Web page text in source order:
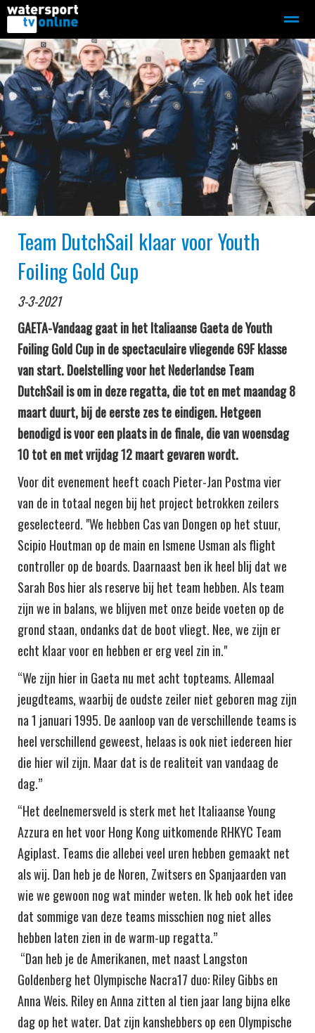
Zeilen Motorboot-sloep Adverteren Redactie
Home Contact Bellen
● ● ●
Team DutchSail klaar voor Youth
Foiling Gold Cup
3-3-2021
GAETA-Vandaag gaat in het Italiaanse Gaeta de Youth
Foiling Gold Cup in de spectaculaire vliegende 69F klasse
van start. Doelstelling voor het Nederlandse Team
DutchSail is om in deze regatta, die tot en met maandag 8
maart duurt, bij de eerste zes te eindigen. Hetgeen
benodigd is voor een plaats in de finale, die van woensdag
10 tot en met vrijdag 12 maart gevaren wordt.
Voor dit evenement heeft coach Pieter-Jan Postma vier
van de in totaal negen bij het project betrokken zeilers
geselecteerd. "We hebben Cas van Dongen op het stuur,
Scipio Houtman op de main en Ismene Usman als flight
controller op de boards. Daarnaast ben ik heel blij dat we
Sarah Bos hier als reserve bij het team hebben. Als team
zijn we in balans, we blijven met onze beide voeten op de
grond staan, ondanks dat de boot vliegt. Nee, we zijn er
echt klaar voor en hebben er erg veel zin in."
“We zijn hier in Gaeta nu met acht topteams. Allemaal
jeugdteams, waarbij de oudste zeiler niet geboren mag zijn
na 1 januari 1995. De aanloop van de verschillende teams is
heel verschillend geweest, helaas is ook niet iedereen hier
die hier wil zijn. Maar dat is de realiteit van vandaag de
dag.”
“Het deelnemersveld is sterk met het Italiaanse Young
Azzura en het voor Hong Kong uitkomende RHKYC Team
Agiplast. Teams die allebei veel uren hebben gemaakt net
als wij. Dan heb je de Noren, Zwitsers en Spanjaarden van
wie we gewoon nog wat minder weten. Ik heb ook het idee
dat sommige van deze teams misschien nog niet alles
hebben laten zien in de warm-up regatta.”
“Dan heb je de Amerikanen, met naast Langston
Goldenberg het Olympische Nacra17 duo: Riley Gibbs en
Anna Weis. Riley en Anna zitten al tien jaar lang bijna elke
dag op het water. Dat zijn kanshebbers op een Olympische